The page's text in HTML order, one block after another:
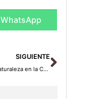
WhatsApp
SIGUIENTE
Explorando el Encantador Laberinto de Rocaviva: Arte y Naturaleza en la Cerdanya con el Grupo Esquirol
Siguiente